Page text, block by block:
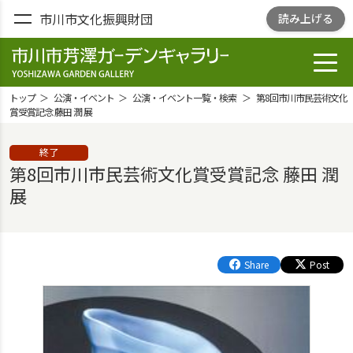
市川市文化振興財団 読み上げる
市川市芳澤ガー
デンギャラリ
GARDEN
GALLELY
トップ 公演・イベント 公演・イベント一覧・検索
第8回市川市民芸術文化
賞受賞記念 藤田 潤 展
終了
第8回市川市民芸術文化賞受賞記念 藤田 潤
展
Share Post